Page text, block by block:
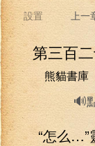
設置 上一
第三百
熊貓書
🔊
“怎么…”靈